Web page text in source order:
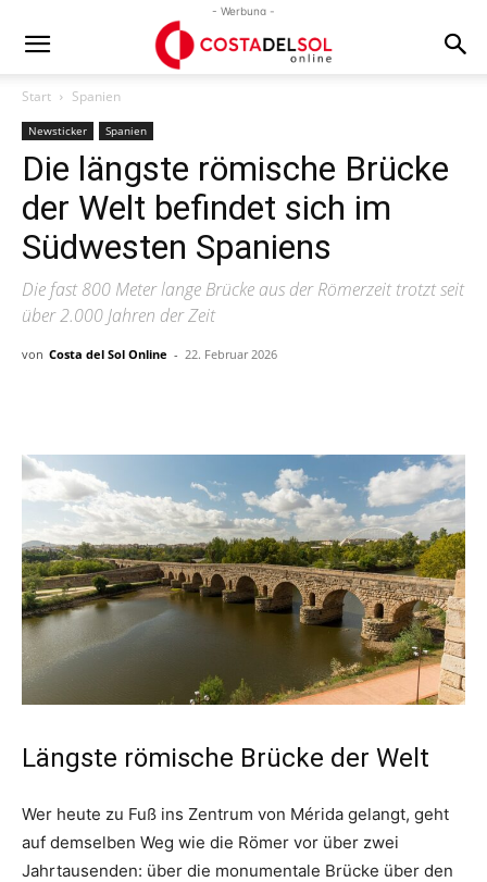
- Werbung -
Start Spanien
Newsticker Spanien
Die längste römische Brücke
der Welt befindet sich im
Südwesten Spaniens
Die fast 800 Meter lange Brücke aus der Römerzeit trotzt seit
über 2.000 Jahren der Zeit
von Costa del Sol Online - 22. Februar 2026
Längste römische Brücke der Welt
Wer heute zu Fuß ins Zentrum von Mérida gelangt, geht
auf demselben Weg wie die Römer vor über zwei
Jahrtausenden: über die monumentale Brücke über den